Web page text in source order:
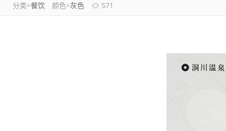
分类>餐饮 颜色>灰色 571